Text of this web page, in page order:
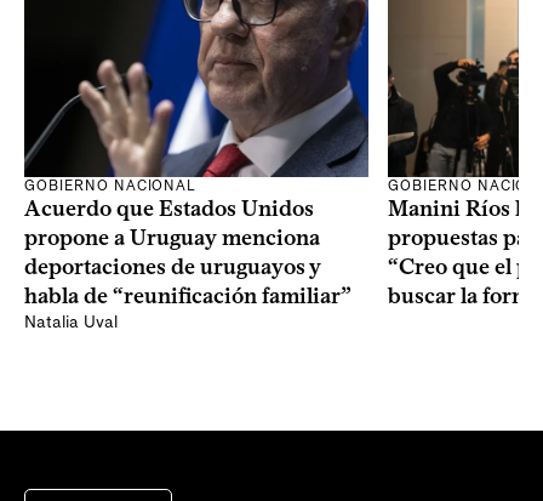
GOBIERNO NACIONAL
Acuerdo que Estados Unidos
propone a Uruguay menciona
deportaciones de uruguayos y
habla de “reunificación familiar”
Natalia Uval
GOBIERNO
Manini Ríos le
propuestas
“Creo que el
buscar la